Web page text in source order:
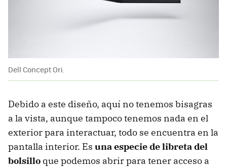
Dell Concept Ori.
Debido a este diseño, aquí no tenemos bisagras
a la vista, aunque tampoco tenemos nada en el
exterior para interactuar, todo se encuentra en la
pantalla interior. Es una especie de libreta del
bolsillo que podemos abrir para tener acceso a